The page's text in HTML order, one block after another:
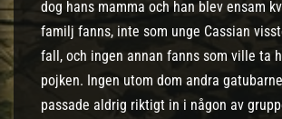
dog hans mamma och han blev ensam
familj fanns, inte som unge Cassian
fall, och ingen annan fanns som ville ta
pojken. Ingen utom dom andra
passade aldrig riktigt in i någon av